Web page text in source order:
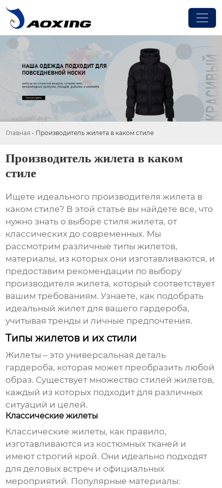
Главная - Производитель жилета в каком стиле
Производитель жилета в каком
стиле
Ищете идеального производителя жилета в
каком стиле? В этой статье вы найдете все, что
нужно знать о выборе стиля жилета, от
классических до современных. Мы
рассмотрим различные типы жилетов,
материалы, из которых они изготавливаются, и
предоставим рекомендации по выбору
производителя жилета, который соответствует
вашим требованиям. Узнаете, как подобрать
идеальный жилет для вашего гардероба,
учитывая тренды и личные предпочтения.
Типы жилетов и их стили
Жилеты – это универсальная деталь
гардероба, которая может преобразить любой
образ. Существует множество стилей жилетов,
каждый из которых подходит для различных
ситуаций и целей.
Классические жилеты
Классическиежилеты, как правило,
изготавливаются из костюмных тканей и
имеют строгий крой. Они идеально подходят
для деловых встреч и официальных
мероприятий. Популярные материалы: